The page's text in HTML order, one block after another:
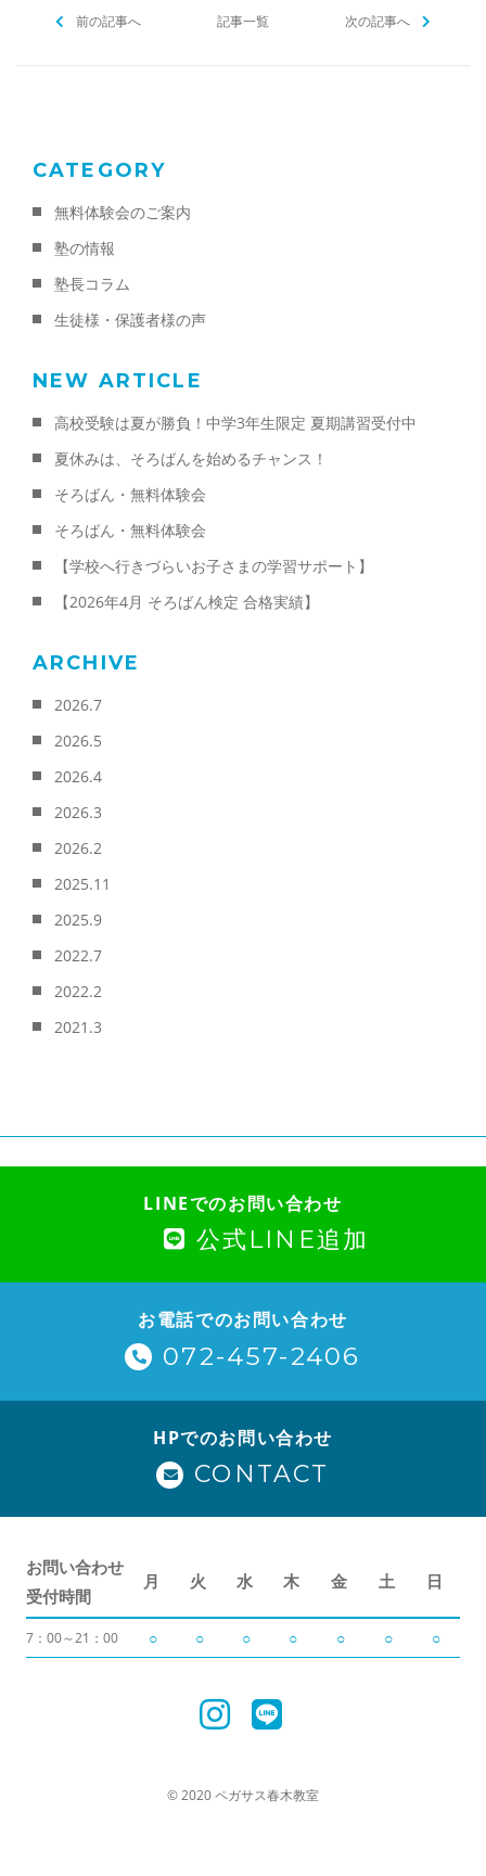
前の記事へ 記事一覧 次の記事へ
CATEGORY
無料体験会のご案内
塾の情報
塾長コラム
生徒様・保護者様の声
NEW ARTICLE
高校受験は夏が勝負！中学3年生限定 夏期講習受付中
夏休みは、そろばんを始めるチャンス！
そろばん・無料体験会
そろばん・無料体験会
【学校へ行きづらいお子さまの学習サポート】
【2026年4月 そろばん検定 合格実績】
ARCHIVE
2026.7
2026.5
2026.4
2026.3
2026.2
2025.11
2025.9
2022.7
2022.2
2021.3
LINEでのお問い合わせ
公式LINE追加
お電話でのお問い合わせ
072-457-2406
HPでのお問い合わせ
CONTACT
お問い合わせ
受付時間
月 火 水 木 金 土 日
7：00～21：00 ○ ○ ○ ○ ○ ○ ○
© 2020 ペガサス春木教室